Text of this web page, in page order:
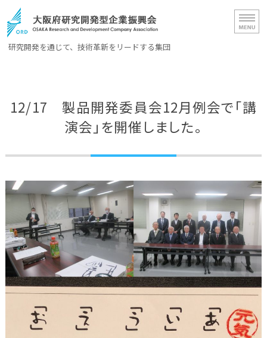
大阪府研究開発型企
研究開発を通じて、技術革新をリードする集団
ORD概要
入会案内
お問い合わせ
12/17 製品開発委員会12月例会で「講
演会」を開催しました。